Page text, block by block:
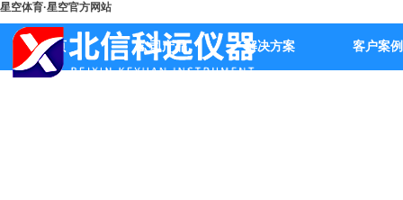
星空体育·星空官方网站
首页 公司产品 解决方案 客户案例